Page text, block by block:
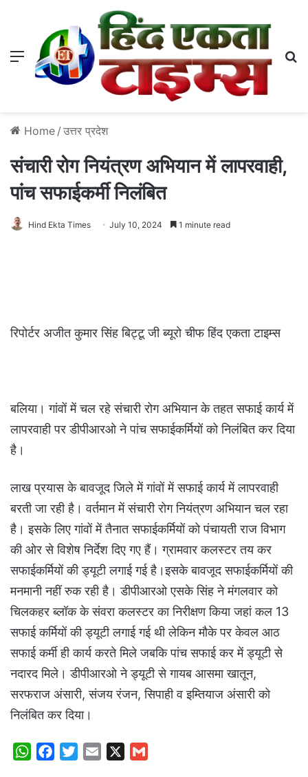
Menu
Home / उत्तर प्रदेश
संचारी रोग नियंत्रण अभियान में लापरवाही,
पांच सफाईकर्मी निलंबित
Hind Ekta Times July 10, 2024 1 minute read
रिपोर्टर अजीत कुमार सिंह बिट्टू जी ब्यूरो चीफ हिंद एकता टाइम्स
बलिया। गांवों में चल रहे संचारी रोग अभियान के तहत सफाई कार्य में
लापरवाही पर डीपीआरओ ने पांच सफाईकर्मियों को निलंबित कर दिया
है।
लाख प्रयास के बावजूद जिले में गांवों में सफाई कार्य में लापरवाही
बरती जा रही है। वर्तमान में संचारी रोग नियंत्रण अभियान चल रहा
है। इसके लिए गांवों में तैनात सफाईकर्मियों को पंचायती राज विभाग
की ओर से विशेष निर्देश दिए गए हैं। ग्रामवार कलस्टर तय कर
सफाईकर्मियों की ड्यूटी लगाई गई है।इसके बावजूद सफाईकर्मियों की
मनमानी नहीं रुक रही है। डीपीआरओ एसके सिंह ने मंगलवार को
चिलकहर ब्लॉक के संवरा कलस्टर का निरीक्षण किया जहां कल 13
सफाई कर्मियों की ड्यूटी लगाई गई थी लेकिन मौके पर केवल आठ
सफाई कर्मी ही कार्य करते मिले जबकि पांच सफाई कर में ड्यूटी से
नदारद मिले। डीपीआरओ ने ड्यूटी से गायब आसमा खातून,
सरफराज अंसारी, संजय रंजन, सिपाही व इम्तियाज अंसारी को
निलंबित कर दिया।
W